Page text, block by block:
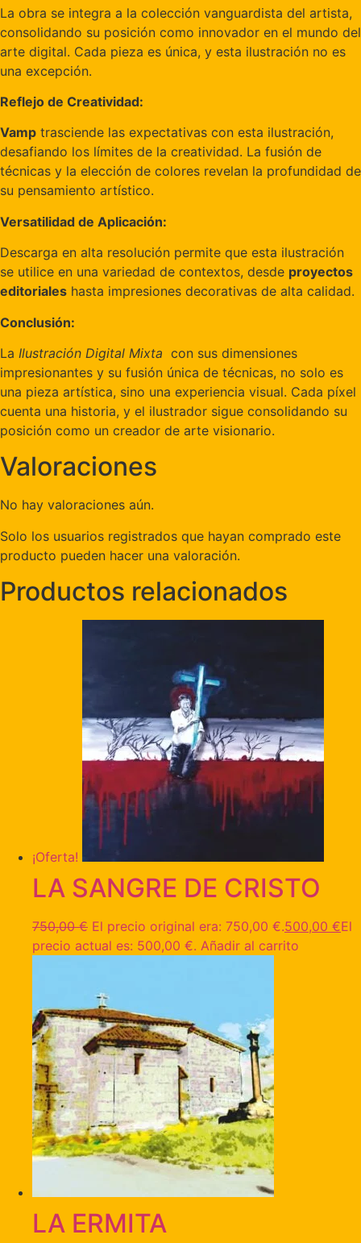
La obra se integra a la colección vanguardista del artista,
consolidando su posición como innovador en el mundo del
arte digital. Cada pieza es única, y esta ilustración no es
una excepción.
Reflejo de Creatividad:
Vamp trasciende las expectativas con esta ilustración,
desafiando los límites de la creatividad. La fusión de
técnicas y la elección de colores revelan la profundidad de
su pensamiento artístico.
Versatilidad de Aplicación:
Descarga en alta resolución permite que esta ilustración
se utilice en una variedad de contextos, desde proyectos
editoriales hasta impresiones decorativas de alta calidad.
Conclusión:
La Ilustración Digital Mixta con sus dimensiones
impresionantes y su fusión única de técnicas, no solo es
una pieza artística, sino una experiencia visual. Cada píxel
cuenta una historia, y el ilustrador sigue consolidando su
posición como un creador de arte visionario.
Valoraciones
No hay valoraciones aún.
Solo los usuarios registrados que hayan comprado este
producto pueden hacer una valoración.
Productos relacionados
¡Oferta!
LA SANGRE DE CRISTO
750,00€ El precio original era: 750,00 €.500,00 €El
precio actual es: 500,00 €. Añadir al carrito
LA ERMITA